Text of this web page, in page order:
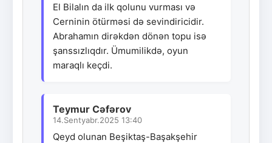
El Bilalın da ilk qolunu vurması və
Cerninin ötürməsi də sevindiricidir.
Abrahamın dirəkdən dönən topu isə
şanssızlıqdır. Ümumilikdə, oyun
maraqlı keçdi.
Teymur Cəfərov
14.Sentyabr.2025 13:40
Qeyd olunan Beşiktaş-Başakşehir